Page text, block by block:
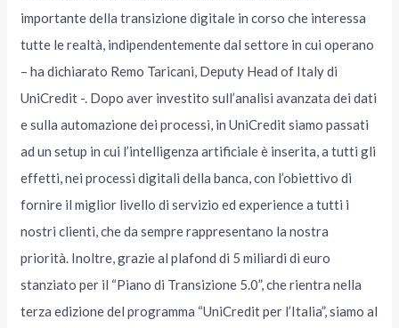
importante della transizione digitale in corso che interessa
tutte le realtà, indipendentemente dal settore in cui operano
– ha dichiarato Remo Taricani, Deputy Head of Italy di
UniCredit -. Dopo aver investito sull’analisi avanzata dei dati
e sulla automazione dei processi, in UniCredit siamo passati
ad un setup in cui l’intelligenza artificiale è inserita, a tutti gli
effetti, nei processi digitali della banca, con l’obiettivo di
fornire il miglior livello di servizio ed experience a tutti i
nostri clienti, che da sempre rappresentano la nostra
priorità. Inoltre, grazie al plafond di 5 miliardi di euro
stanziato per il “Piano di Transizione 5.0”, che rientra nella
terza edizione del programma “UniCredit per l’Italia”, siamo al